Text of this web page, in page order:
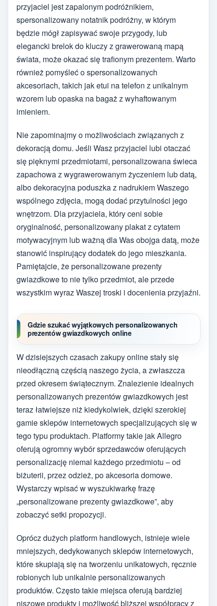
przyjaciel jest zapalonym podróżnikiem,
spersonalizowany notatnik podróżny, w którym
będzie mógł zapisywać swoje przygody, lub
elegancki brelok do kluczy z grawerowaną mapą
świata, może okazać się trafionym prezentem. Warto
również pomyśleć o spersonalizowanych
akcesoriach, takich jak etui na telefon z unikalnym
wzorem lub opaska na bagaż z wyhaftowanym
imieniem.
Nie zapominajmy o możliwościach związanych z
dekoracją domu. Jeśli Wasz przyjaciel lubi otaczać
się pięknymi przedmiotami, personalizowana świeca
zapachowa z wygrawerowanym życzeniem lub datą,
albo dekoracyjna poduszka z nadrukiem Waszego
wspólnego zdjęcia, mogą dodać przytulności jego
wnętrzom. Dla przyjaciela, który ceni sobie
oryginalność, personalizowany plakat z cytatem
motywacyjnym lub ważną dla Was obojga datą, może
stanowić inspirujący dodatek do jego mieszkania.
Pamiętajcie, że personalizowane prezenty
gwiazdkowe to nie tylko przedmiot, ale przede
wszystkim wyraz Waszej troski i docenienia przyjaźni.
Gdzie szukać wyjątkowych personalizowanych
prezentów gwiazdkowych online
W dzisiejszych czasach zakupy online stały się
nieodłączną częścią naszego życia, a zwłaszcza
przed okresem świątecznym. Znalezienie idealnych
personalizowanych prezentów gwiazdkowych jest
teraz łatwiejsze niż kiedykolwiek, dzięki szerokiej
gamie sklepów internetowych specjalizujących się w
tego typu produktach. Platformy takie jak Allegro
oferują ogromny wybór sprzedawców oferujących
personalizację niemal każdego przedmiotu – od
biżuterii, przez odzież, po akcesoria domowe.
Wystarczy wpisać w wyszukiwarkę frazę
„personalizowane prezenty gwiazdkowe”, aby
zobaczyć setki propozycji.
Oprócz dużych platform handlowych, istnieje wiele
mniejszych, dedykowanych sklepów internetowych,
które skupiają się na tworzeniu unikatowych, ręcznie
robionych lub unikalnie personalizowanych
produktów. Często takie miejsca oferują bardziej
niszowe produkty i możliwość bliższej współpracy z